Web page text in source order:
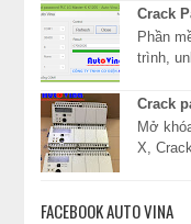
DL130,
Crack
Phần
trình,
dịc...
Crack
Mở
X,
FACEBOOK AUTO VINA